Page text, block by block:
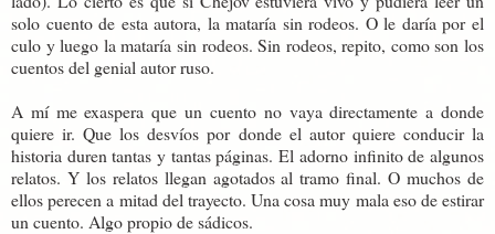
solo cuento de esta autora, la mataría sin rodeos. O le daría por el
culo y luego la mataría sin rodeos. Sin rodeos, repito, como son los
cuentos del genial autor ruso.
A mí me exaspera que un cuento no vaya directamente a donde
quiere ir. Que los desvíos por donde el autor quiere conducir la
historia duren tantas y tantas páginas. El adorno infinito de algunos
relatos. Y los relatos llegan agotados al tramo final. O muchos de
ellos perecen a mitad del trayecto. Una cosa muy mala eso de estirar
un cuento. Algo propio de sádicos.